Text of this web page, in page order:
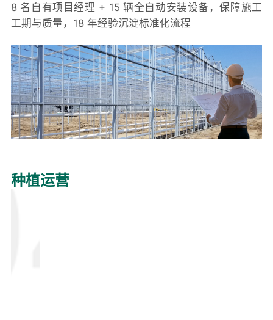
8 名自有项目经理 + 15 辆全自动安装设备，保障施工
工期与质量，18 年经验沉淀标准化流程
种植运营